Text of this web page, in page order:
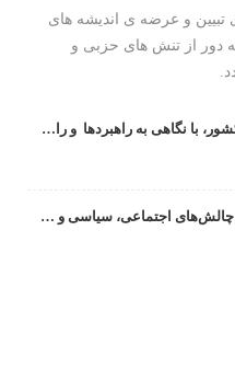
تبیین و عرضه ی اندیشه های
دور از تنش های حزبی و
اشاره‌ای به بحران آب در کشور، با نگاهی به راهبردها و راهکارها
نقش جهاد تبیین در کاهش چالش‌های اجتماعی، سیاسی و امنیتی